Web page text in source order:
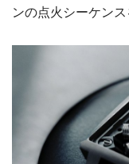
ンの点火シーケンス